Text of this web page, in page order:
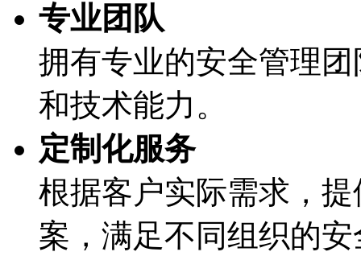
专业团队
拥有专业的安全管理团
和技术能力。
定制化服务
根据客户实际需求
案，满足不同组织的